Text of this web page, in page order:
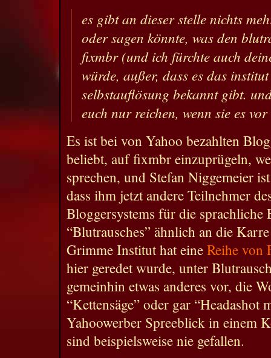
es gibt an dieser stelle nichts
oder sagen könnte, was den
fixmbr (und ich fürchte auch
würde, außer, dass es das
selbstauflösung bekannt gibt.
euch nur reichen, wenn sie es
Es ist bei von Yahoo bezahlten
beliebt, auf fixmbr einzuprügeln,
sprechen, und Stefan Niggemeier
dass ihm jetzt andere Teilnehmer
Bloggersystems für die sprachliche
“Blutrausches” ähnlich an die
Grimme Institut hat eine Reihe von
hier geredet wurde, unter
gemeinhin etwas anderes vor, die
“Kettensäge” oder gar “Headashot
Yahoowerber Spreeblick in einem
sind beispielsweise nie gefallen.